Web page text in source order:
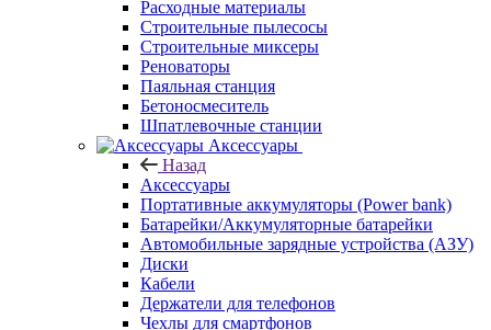
Расходные материалы
Строительные пылесосы
Строительные миксеры
Реноваторы
Паяльная станция
Бетоносмеситель
Шпатлевочные станции
Аксессуары
Назад
Аксессуары
Портативные аккумуляторы (Power bank)
Батарейки/Аккумуляторные батарейки
Автомобильные зарядные устройства (АЗУ)
Диски
Кабели
Держатели для телефонов
Чехлы для смартфонов